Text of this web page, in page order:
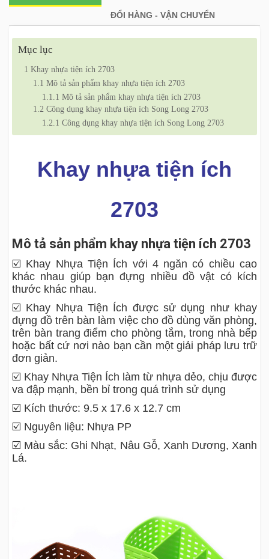
ĐỔI HÀNG - VẬN CHUYỂN
Mục lục
1 Khay nhựa tiện ích 2703
1.1 Mô tả sản phẩm khay nhựa tiện ích 2703
1.1.1 Mô tả sản phẩm khay nhựa tiện ích 2703
1.2 Công dụng khay nhựa tiện ích Song Long 2703
1.2.1 Công dụng khay nhựa tiện ích Song Long 2703
Khay nhựa tiện ích
2703
Mô tả sản phẩm khay nhựa tiện ích 2703
☑️ Khay Nhựa Tiện Ích với 4 ngăn có chiều cao
khác nhau giúp bạn đựng nhiều đồ vật có kích
thước khác nhau.
☑️ Khay Nhựa Tiện Ích được sử dụng như khay
đựng đồ trên bàn làm việc cho đồ dùng văn phòng,
trên bàn trang điểm cho phòng tắm, trong nhà bếp
hoặc bất cứ nơi nào bạn cần một giải pháp lưu trữ
đơn giản.
☑️ Khay Nhựa Tiện Ích làm từ nhựa dẻo, chịu được
va đập mạnh, bền bỉ trong quá trình sử dụng
☑️ Kích thước: 9.5 x 17.6 x 12.7 cm
☑️ Nguyên liệu: Nhựa PP
☑️ Màu sắc: Ghi Nhạt, Nâu Gỗ, Xanh Dương, Xanh
Lá.